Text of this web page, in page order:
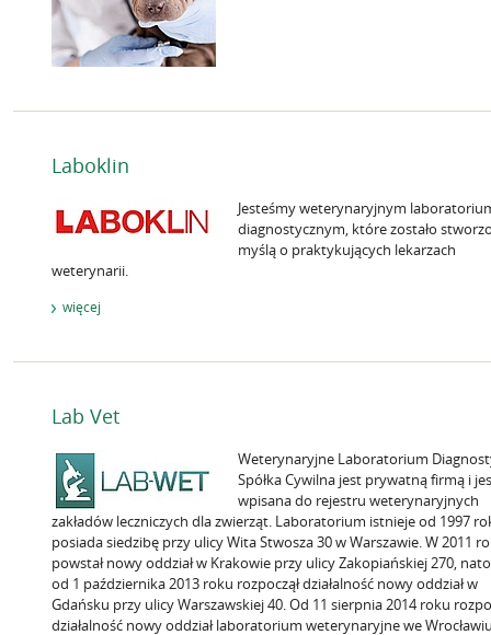
Laboklin
Jesteśmy weterynaryjnym
diagnostycznym, które zostało
myślą o praktykujących lekarzach
weterynarii.
więcej
Lab Vet
Weterynaryjne Laboratorium
Spółka Cywilna jest prywatną firmą i
wpisana do rejestru weterynaryjnych
zakładów leczniczych dla zwierząt. Laboratorium istnieje od 1997
posiada siedzibę przy ulicy Wita Stwosza 30 w Warszawie. W 2011
powstał nowy oddział w Krakowie przy ulicy Zakopiańskiej 270,
od 1 października 2013 roku rozpoczął działalność nowy oddział w
Gdańsku przy ulicy Warszawskiej 40. Od 11 sierpnia 2014 roku
działalność nowy oddział laboratorium weterynaryjne we